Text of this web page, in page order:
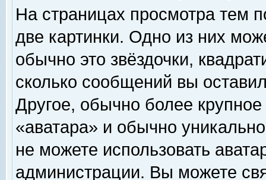
На страницах просмотра тем
две картинки. Одно из них
обычно это звёздочки,
сколько сообщений вы
Другое, обычно более
«аватара» и обычно
не можете использовать
администрации. Вы можете